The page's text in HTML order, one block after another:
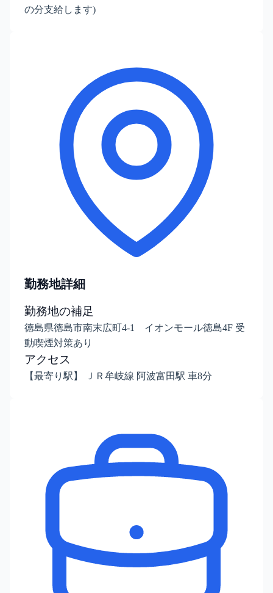
の分支給します)
勤務地詳細
勤務地の補足
徳島県徳島市南末広町4-1 イオンモール徳島4F 受
動喫煙対策あり
アクセス
【最寄り駅】 ＪＲ牟岐線 阿波富田駅 車8分